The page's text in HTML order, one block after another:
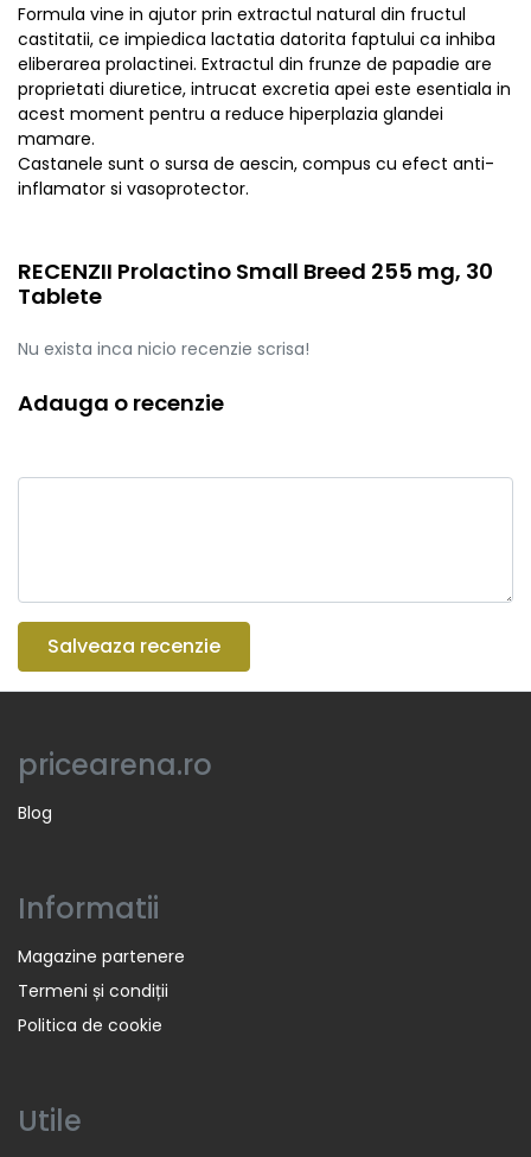
Formula vine in ajutor prin extractul natural din fructul
castitatii, ce impiedica lactatia datorita faptului ca inhiba
eliberarea prolactinei. Extractul din frunze de papadie are
proprietati diuretice, intrucat excretia apei este esentiala in
acest moment pentru a reduce hiperplazia glandei
mamare.
Castanele sunt o sursa de aescin, compus cu efect anti-
inflamator si vasoprotector.
RECENZII Prolactino Small Breed 255 mg, 30
Tablete
Nu exista inca nicio recenzie scrisa!
Adauga o recenzie
Salveaza recenzie
pricearena.ro
Blog
Informatii
Magazine partenere
Termeni și condiții
Politica de cookie
Utile